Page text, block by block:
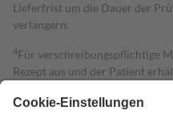
Lieferfrist um die Dauer der
verlängern.
4Für verschreibungspflichtige
Rezept aus und der Patient
Kosten dafür, der Versicherte